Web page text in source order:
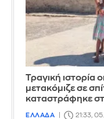
Τραγική ιστορία
μετακόμιζε σε
καταστράφηκε
ΕΛΛΑΔΑ 21:33,